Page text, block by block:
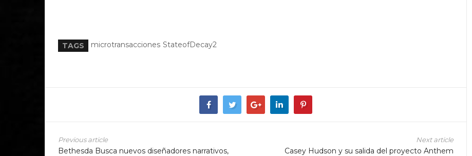
TAGS microtransacciones StateofDecay2
Previous article
Bethesda Busca nuevos diseñadores narrativos,
Next article
Casey Hudson y su salida del proyecto Anthem